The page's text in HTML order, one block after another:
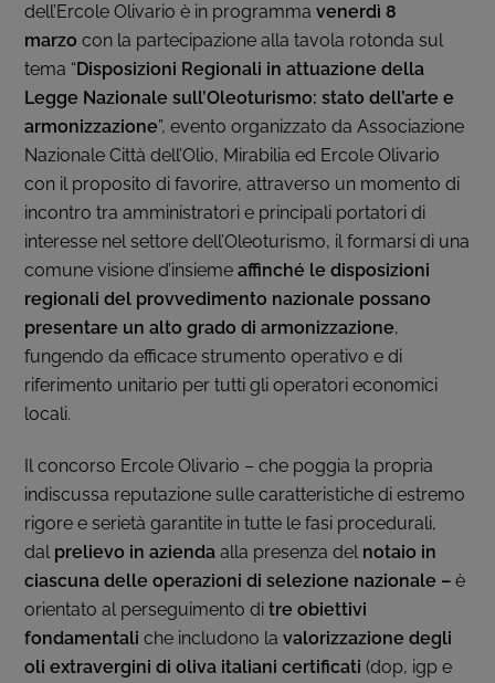
dell’Ercole Olivario è in programmavenerdì 8
marzo con la partecipazione alla tavola rotonda sul
tema “Disposizioni Regionali in attuazione della
Legge Nazionale sull’Oleoturismo: stato dell’arte e
armonizzazione”, evento organizzato da Associazione
Nazionale Città dell’Olio, Mirabilia ed Ercole Olivario
con il proposito di favorire, attraverso un momento di
incontro tra amministratori e principali portatori di
interesse nel settore dell’Oleoturismo, il formarsi di una
comune visione d’insiemeaffinché le disposizioni
regionali del provvedimento nazionale possano
presentare un alto grado di armonizzazione,
fungendo da efficace strumento operativo e di
riferimento unitario per tutti gli operatori economici
locali.
Il concorso Ercole Olivario – che poggia la propria
indiscussa reputazione sulle caratteristiche di estremo
rigore e serietà garantite in tutte le fasi procedurali,
dal prelievo in aziendaalla presenza delnotaio in
ciascuna delle operazioni di selezione nazionale –è
orientato al perseguimento ditre obiettivi
fondamentaliche includono lavalorizzazione degli
oli extravergini di oliva italiani certificati (dop, igp e